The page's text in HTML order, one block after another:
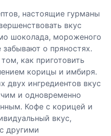
настоящие гурманы
вкус
шоколада, мороженого
о пряностях.
как приготовить
корицы и имбиря.
двух ингредиентов вкус
и одновременно
Кофе с корицей и
вкус,
другими